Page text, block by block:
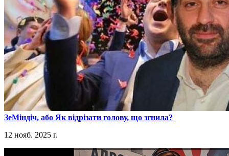
​ЗеМіндіч, або Як відрізати голову, що згнила?
12 нояб. 2025 г.